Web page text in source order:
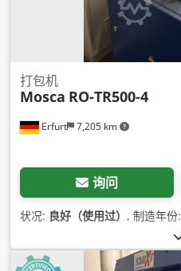
Erfurt 7,205 km
打包机
Mosca RO-TR500-4
询问
状况: 良好（使用过） , 制造年份: